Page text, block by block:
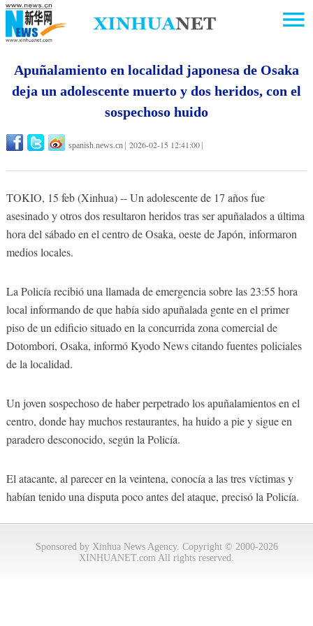
Apuñalamiento en localidad japonesa de Osaka
deja un adolescente muerto y dos heridos, con el
sospechoso huido
spanish.news.cn 2026-02-15 12:41:00
TOKIO, 15 feb (Xinhua) -- Un adolescente de 17 años fue
asesinado y otros dos resultaron heridos tras ser apuñalados a última
hora del sábado en el centro de Osaka, oeste de Japón, informaron
medios locales.
La Policía recibió una llamada de emergencia sobre las 23:55 hora
local informando de que había sido apuñalada gente en el primer
piso de un edificio situado en la concurrida zona comercial de
Dotombori, Osaka, informó Kyodo News citando fuentes policiales
de la localidad.
Un joven sospechoso de haber perpetrado los apuñalamientos en el
centro, donde hay muchos restaurantes, ha huido a pie y sigue en
paradero desconocido, según la Policía.
El atacante, al parecer en la veintena, conocía a las tres víctimas y
habían tenido una disputa poco antes del ataque, precisó la Policía.
Sponsored by Xinhua News Agency. Copyright © 2000-2026
XINHUANET.com All rights reserved.